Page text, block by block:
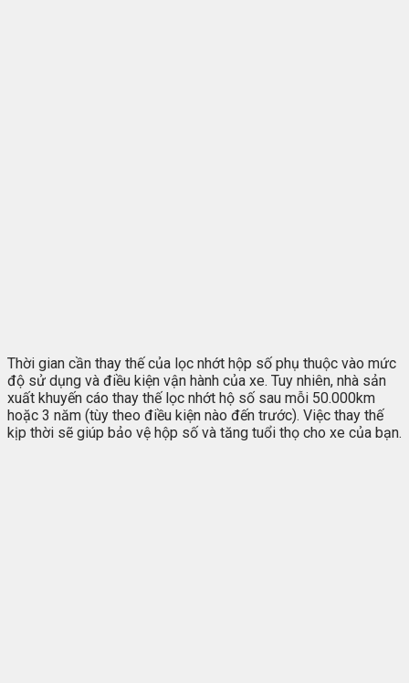
Thời gian cần thay thế của lọc nhớt hộp số phụ thuộc vào mức
độ sử dụng và điều kiện vận hành của xe. Tuy nhiên, nhà sản
xuất khuyến cáo thay thế lọc nhớt hộ số sau mỗi 50.000km
hoặc 3 năm (tùy theo điều kiện nào đến trước). Việc thay thế
kịp thời sẽ giúp bảo vệ hộp số và tăng tuổi thọ cho xe của bạn.